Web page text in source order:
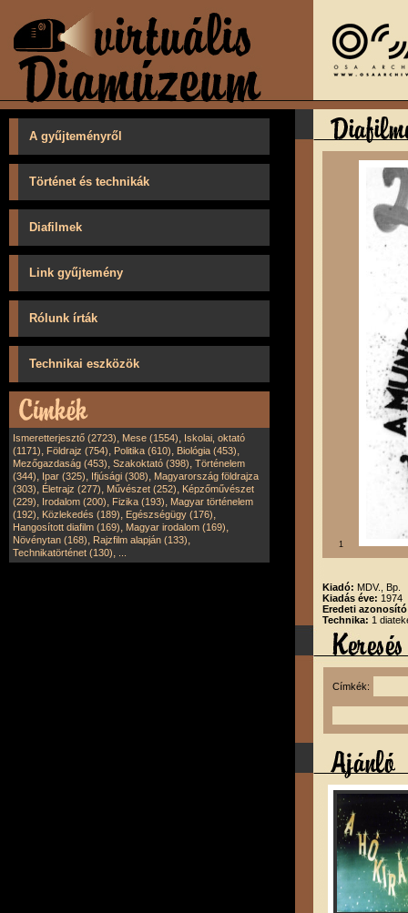
A gyűjteményről
Történet és technikák
Diafilmek
Link gyűjtemény
Rólunk írták
Technikai eszközök
Ismeretterjesztő (2723), Mese (1554), Iskolai, oktató
(1171), Földrajz (754), Politika (610), Biológia (453),
Mezőgazdaság (453), Szakoktató (398), Történelem
(344), Ipar (325), Ifjúsági (308), Magyarország földrajza
(303), Életrajz (277), Művészet (252), Képzőművészet
(229), Irodalom (200), Fizika (193), Magyar történelem
(192), Közlekedés (189), Egészségügy (176),
Hangosított diafilm (169), Magyar irodalom (169),
Növénytan (168), Rajzfilm alapján (133),
Technikatörténet (130),
1
Kiadó: MDV., Bp.
Kiadás éve: 1974
Eredeti
Technika: 1
Címkék: